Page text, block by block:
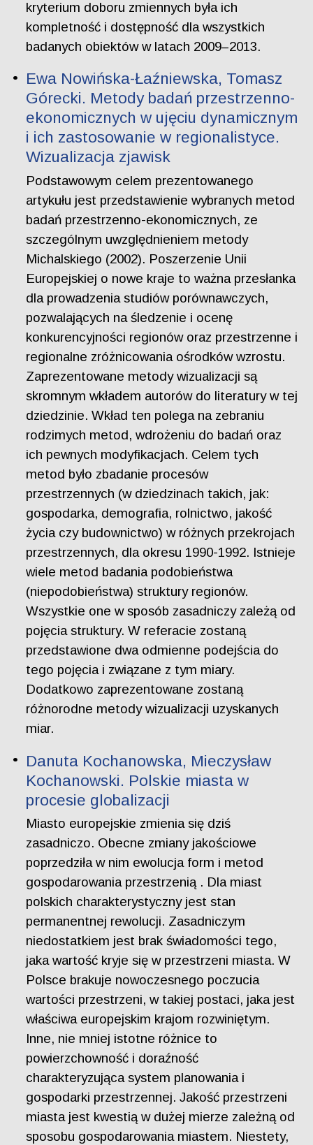
kryterium doboru zmiennych była ich
kompletność i dostępność dla wszystkich
badanych obiektów w latach 2009–2013.
Ewa Nowińska-Łaźniewska, Tomasz
Górecki. Metody badań przestrzenno-
ekonomicznych w ujęciu dynamicznym
i ich zastosowanie w regionalistyce.
Wizualizacja zjawisk
Podstawowym celem prezentowanego
artykułu jest przedstawienie wybranych metod
badań przestrzenno-ekonomicznych, ze
szczególnym uwzględnieniem metody
Michalskiego (2002). Poszerzenie Unii
Europejskiej o nowe kraje to ważna przesłanka
dla prowadzenia studiów porównawczych,
pozwalających na śledzenie i ocenę
konkurencyjności regionów oraz przestrzenne i
regionalne zróżnicowania ośrodków wzrostu.
Zaprezentowane metody wizualizacji są
skromnym wkładem autorów do literatury w tej
dziedzinie. Wkład ten polega na zebraniu
rodzimych metod, wdrożeniu do badań oraz
ich pewnych modyfikacjach. Celem tych
metod było zbadanie procesów
przestrzennych (w dziedzinach takich, jak:
gospodarka, demografia, rolnictwo, jakość
życia czy budownictwo) w różnych przekrojach
przestrzennych, dla okresu 1990-1992. Istnieje
wiele metod badania podobieństwa
(niepodobieństwa) struktury regionów.
Wszystkie one w sposób zasadniczy zależą od
pojęcia struktury. W referacie zostaną
przedstawione dwa odmienne podejścia do
tego pojęcia i związane z tym miary.
Dodatkowo zaprezentowane zostaną
różnorodne metody wizualizacji uzyskanych
miar.
Danuta Kochanowska, Mieczysław
Kochanowski. Polskie miasta w
procesie globalizacji
Miasto europejskie zmienia się dziś
zasadniczo. Obecne zmiany jakościowe
poprzedziła w nim ewolucja form i metod
gospodarowania przestrzenią . Dla miast
polskich charakterystyczny jest stan
permanentnej rewolucji. Zasadniczym
niedostatkiem jest brak świadomości tego,
jaka wartość kryje się w przestrzeni miasta. W
Polsce brakuje nowoczesnego poczucia
wartości przestrzeni, w takiej postaci, jaka jest
właściwa europejskim krajom rozwiniętym.
Inne, nie mniej istotne różnice to
powierzchowność i doraźność
charakteryzująca system planowania i
gospodarki przestrzennej. Jakość przestrzeni
miasta jest kwestią w dużej mierze zależną od
sposobu gospodarowania miastem. Niestety,